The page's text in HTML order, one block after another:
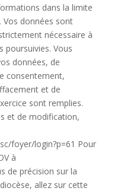
dans la limite
Vos données sont
nécessaire à
poursuivies. Vous
données, de
consentement,
et de
sont remplies.
et de modification,
foyer/login?p=61 Pour
à
de précision sur la
allez sur cette